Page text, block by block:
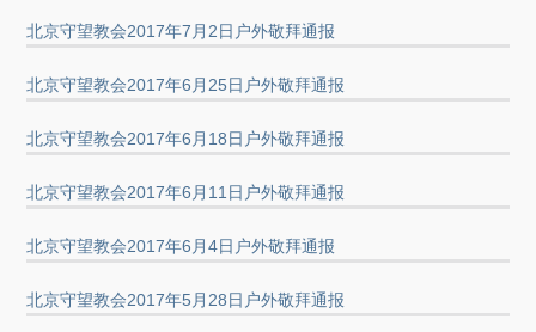
北京守望教会2017年7月2日户外敬拜通报
北京守望教会2017年6月25日户外敬拜通报
北京守望教会2017年6月18日户外敬拜通报
北京守望教会2017年6月11日户外敬拜通报
北京守望教会2017年6月4日户外敬拜通报
北京守望教会2017年5月28日户外敬拜通报